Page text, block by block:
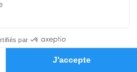
Hommages
Nouveau d'Amiens
d'Infanterie Amiens